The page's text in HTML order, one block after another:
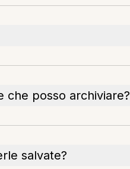
che posso archiviare?
salvate?